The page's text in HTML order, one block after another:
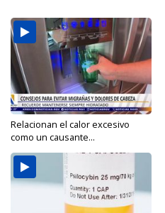
Relacionan el calor excesivo
como un causante...